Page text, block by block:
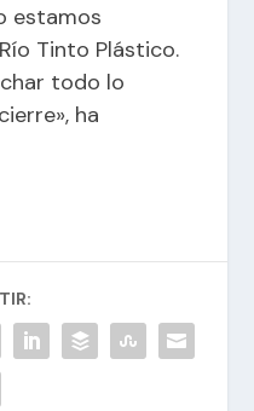
estamos
Tinto Plástico.
todo lo
ha